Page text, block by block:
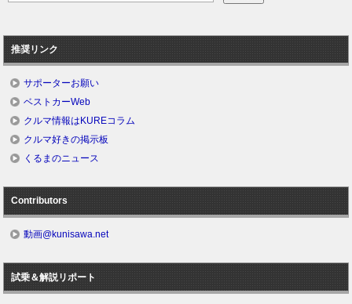
推奨リンク
サポーターお願い
ベストカーWeb
クルマ情報はKUREコラム
クルマ好きの掲示板
くるまのニュース
Contributors
動画@kunisawa.net
試乗＆解説リポート